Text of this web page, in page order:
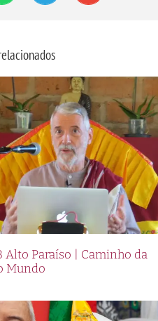
Alto Paraíso | Caminho da
Mundo